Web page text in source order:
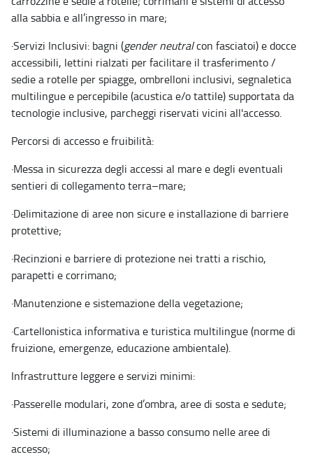
alla sabbia e all’ingresso in mare;
·Servizi Inclusivi: bagni (gender neutralcon fasciatoi) e docce
accessibili, lettini rialzati per facilitare il trasferimento /
sedie a rotelle per spiagge, ombrelloni inclusivi, segnaletica
multilingue e percepibile (acustica e/o tattile) supportata da
tecnologie inclusive, parcheggi riservati vicini all'accesso.
Percorsi di accesso e fruibilità:
·Messa in sicurezza degli accessi al mare e degli eventuali
sentieri di collegamento terra–mare;
·Delimitazione di aree non sicure e installazione di barriere
protettive;
·Recinzioni e barriere di protezione nei tratti a rischio,
parapetti e corrimano;
·Manutenzione e sistemazione della vegetazione;
·Cartellonistica informativa e turistica multilingue (norme di
fruizione, emergenze, educazione ambientale).
Infrastrutture leggere e servizi minimi:
·Passerelle modulari, zone d’ombra, aree di sosta e sedute;
·Sistemi di illuminazione a basso consumo nelle aree di
accesso;